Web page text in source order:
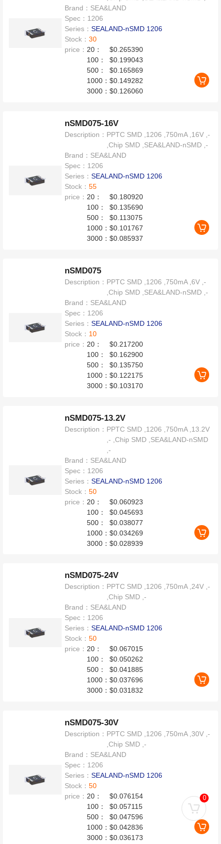
Brand： SEA&LAND
Spec： 1206
Series：SEALAND-nSMD 1206
Stock：30
price： 20：
$0.265390
100：
$0.199043
500：
$0.165869
1000：$0.149282
3000：$0.126060
nSMD075-16V
Description： PPTC SMD ,1206 ,750mA ,16V ,-
,Chip SMD ,SEA&LAND-nSMD ,-
Brand： SEA&LAND
Spec： 1206
Series：SEALAND-nSMD 1206
Stock：55
price： 20：
$0.180920
100：
$0.135690
500：
$0.113075
1000：$0.101767
3000：$0.085937
nSMD075
Description： PPTC SMD ,1206 ,750mA ,6V ,-
,Chip SMD ,SEA&LAND-nSMD ,-
Brand： SEA&LAND
Spec： 1206
Series：SEALAND-nSMD 1206
Stock： 10
price： 20：
$0.217200
100：
$0.162900
500：
$0.135750
1000：$0.122175
3000：$0.103170
nSMD075-13.2V
Description： PPTC SMD ,1206 ,750mA ,13.2V
,- ,Chip SMD ,SEA&LAND-nSMD
,-
Brand： SEA&LAND
Spec： 1206
Series：SEALAND-nSMD 1206
Stock：50
price： 20：
$0.060923
100：
$0.045693
500：
$0.038077
1000：$0.034269
3000：$0.028939
nSMD075-24V
Description： PPTC SMD ,1206 ,750mA ,24V ,-
,Chip SMD ,-
Brand： SEA&LAND
Spec： 1206
Series：SEALAND-nSMD 1206
Stock：50
price：20：
$0.067015
100：
$0.050262
500：
$0.041885
1000：$0.037696
3000：$0.031832
nSMD075-30V
Description： PPTC SMD ,1206 ,750mA ,30V ,-
,Chip SMD ,-
Brand： SEA&LAND
Spec： 1206
Series：SEALAND-nSMD 1206
Stock：50
price： 20：
$0.076154
100：
$0.057115
500：
$0.047596
1000：$0.042836
3000：$0.036173
0